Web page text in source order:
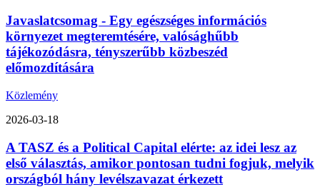
Javaslatcsomag - Egy egészséges információs
környezet megteremtésére, valósághűbb
tájékozódásra, tényszerűbb közbeszéd
előmozdítására
Közlemény
2026-03-18
A TASZ és a Political Capital elérte: az idei lesz az
első választás, amikor pontosan tudni fogjuk, melyik
országból hány levélszavazat érkezett